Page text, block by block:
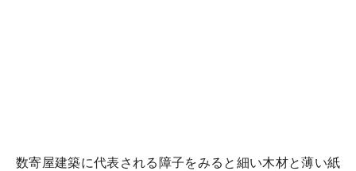
数寄屋建築に代表される障子をみると細い木材と薄い紙